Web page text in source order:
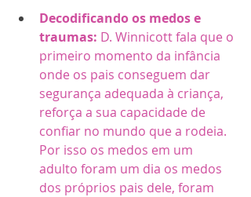
Decodificando os medos e
traumas: D. Winnicott fala que o
primeiro momento da infância
onde os pais conseguem dar
segurança adequada à criança,
reforça a sua capacidade de
confiar no mundo que a rodeia.
Por isso os medos em um
adulto foram um dia os medos
dos próprios pais dele, foram